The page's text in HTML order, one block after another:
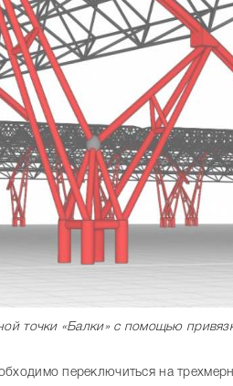
точки «Балки» с помощью
переключиться на